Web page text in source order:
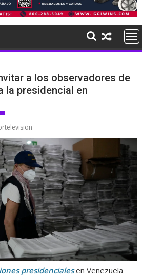
a los observadores de
la presidencial en
presidencialesen Venezuela